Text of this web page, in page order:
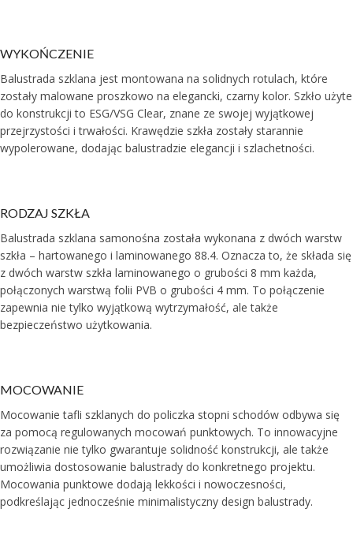
WYKOŃCZENIE
Balustrada szklana jest montowana na solidnych rotulach, które
zostały malowane proszkowo na elegancki, czarny kolor. Szkło użyte
do konstrukcji to ESG/VSG Clear, znane ze swojej wyjątkowej
przejrzystości i trwałości. Krawędzie szkła zostały starannie
wypolerowane, dodając balustradzie elegancji i szlachetności.
RODZAJ SZKŁA
Balustrada szklana samonośna została wykonana z dwóch warstw
szkła – hartowanego i laminowanego 88.4. Oznacza to, że składa się
z dwóch warstw szkła laminowanego o grubości 8 mm każda,
połączonych warstwą folii PVB o grubości 4 mm. To połączenie
zapewnia nie tylko wyjątkową wytrzymałość, ale także
bezpieczeństwo użytkowania.
MOCOWANIE
Mocowanie tafli szklanych do policzka stopni schodów odbywa się
za pomocą regulowanych mocowań punktowych. To innowacyjne
rozwiązanie nie tylko gwarantuje solidność konstrukcji, ale także
umożliwia dostosowanie balustrady do konkretnego projektu.
Mocowania punktowe dodają lekkości i nowoczesności,
podkreślając jednocześnie minimalistyczny design balustrady.